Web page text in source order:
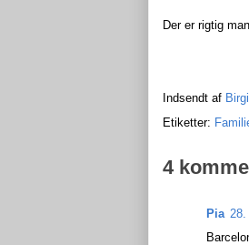
Der er rigtig
Indsendt af
Etiketter:
4
Pia 28.